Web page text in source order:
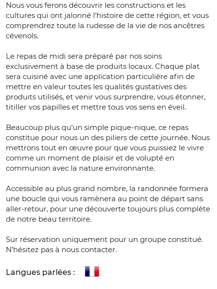
Nous vous ferons découvrir les constructions et les
cultures qui ont jalonné l’histoire de cette région, et vous
comprendrez toute la rudesse de la vie de nos ancêtres
cévenols.
Le repas de midi sera préparé par nos soins
exclusivement à base de produits locaux. Chaque plat
sera cuisiné avec une application particulière afin de
mettre en valeur toutes les qualités gustatives des
produits utilisés, et venir vous surprendre, vous étonner,
titiller vos papilles et mettre tous vos sens en éveil.
Beaucoup plus qu’un simple pique-nique, ce repas
constitue pour nous un des piliers de cette journée. Nous
mettrons tout en œuvre pour que vous puissiez le vivre
comme un moment de plaisir et de volupté en
communion avec la nature environnante.
Accessible au plus grand nombre, la randonnée formera
une boucle qui vous ramènera au point de départ sans
aller-retour, pour une découverte toujours plus complète
de notre beau territoire.
Sur réservation uniquement pour un groupe constitué.
N’hésitez pas à nous contacter.
Langues parlées :